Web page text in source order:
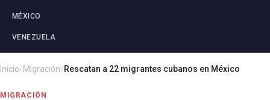
MÉXICO
VENEZUELA
Inicio/Migración/Rescatan a 22 migrantes cubanos en México
MIGRACIÓN